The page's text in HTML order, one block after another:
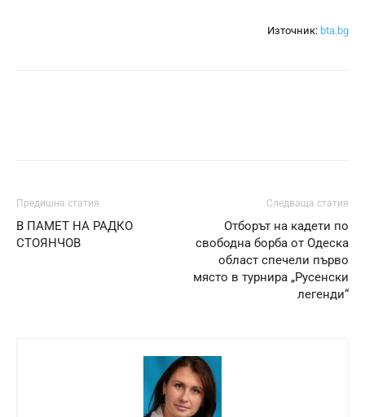
Източник: bta.bg
Предишна статия
В ПАМЕТ НА РАДКО
СТОЯНЧОВ
Следваща статия
Отборът на кадети по
свободна борба от Одеска
област спечели първо
място в турнира „Русенски
легенди“